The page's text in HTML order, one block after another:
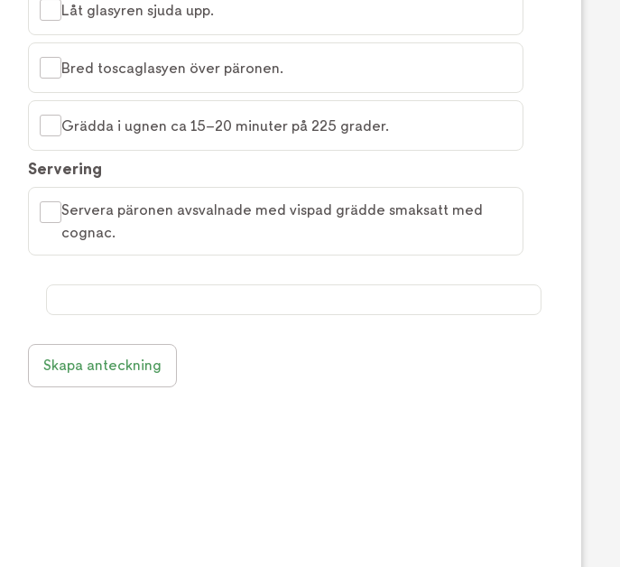
Låt glasyren sjuda upp.
Bred toscaglasyen över päronen.
Grädda i ugnen ca 15–20 minuter på 225 grader.
Servering
Servera päronen avsvalnade med vispad grädde smaksatt med
cognac.
Skapa anteckning